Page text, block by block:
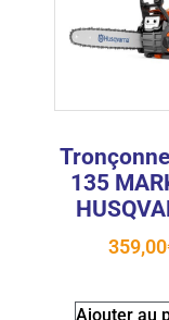
135
359,00
Ajouter au